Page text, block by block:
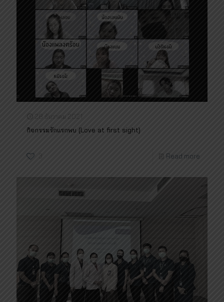
28 ธันวาคม 2021
กิจกรรมรักแรกพบ (Love at first sight)
3 Read more